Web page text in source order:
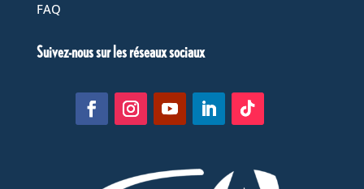
FAQ
Suivez-nous sur les réseaux sociaux